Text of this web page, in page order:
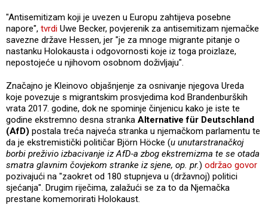
"Antisemitizam koji je uvezen u Europu zahtijeva posebne
napore", tvrdi Uwe Becker, povjerenik za antisemitizam njemačke
savezne države Hessen, jer "je za mnoge migrante pitanje o
nastanku Holokausta i odgovornosti koje iz toga proizlaze,
nepostojeće u njihovom osobnom doživljaju".
Značajno je Kleinovo objašnjenje za osnivanje njegova Ureda
koje povezuje s migrantskim prosvjedima kod Brandenburških
vrata 2017. godine, dok ne spominje činjenicu kako je iste te
godine ekstremno desna stranka Alternative für Deutschland
(AfD) postala treća najveća stranka u njemačkom parlamentu te
da je ekstremistički političar Björn Höcke (u unutarstranačkoj
borbi preživio izbacivanje iz AfD-a zbog ekstremizma te se otada
smatra glavnim čovjekom stranke iz sjene, op. pr.) održao govor
pozivajući na "zaokret od 180 stupnjeva u (državnoj) politici
sjećanja". Drugim riječima, zalažući se za to da Njemačka
prestane komemorirati Holokaust.